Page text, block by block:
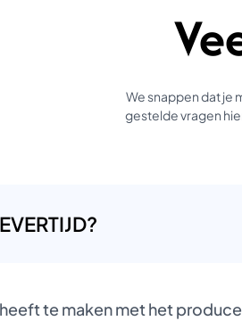
We snappen dat je
gestelde vragen
te maken met het